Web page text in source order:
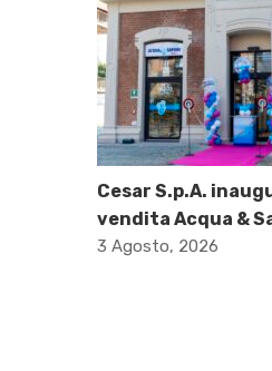
Cesar S.p.A.
vendita Acqua &
3 Agosto, 2026